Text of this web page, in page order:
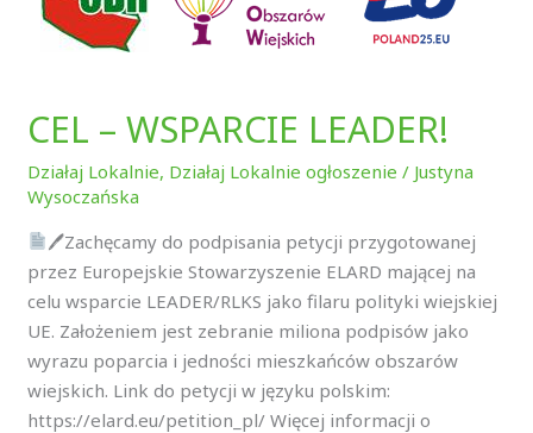
CEL – WSPARCIE LEADER!
Działaj Lokalnie, Działaj Lokalnie ogłoszenie / Justyna
Wysoczańska
🖊Zachęcamy do podpisania petycji przygotowanej
przez Europejskie Stowarzyszenie ELARD mającej na
celu wsparcie LEADER/RLKS jako filaru polityki wiejskiej
UE. Założeniem jest zebranie miliona podpisów jako
wyrazu poparcia i jedności mieszkańców obszarów
wiejskich. Link do petycji w języku polskim:
https://elard.eu/petition_pl/ Więcej informacji o
WSPARCIE
LEADER!